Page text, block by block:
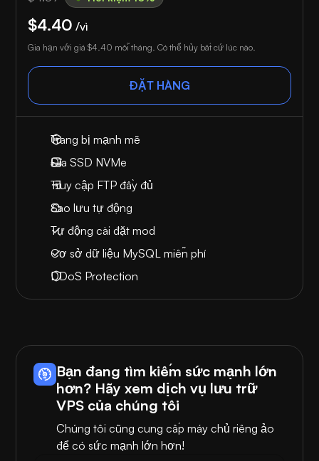
$4.40 /vì
Gia hạn với giá $4.40 mỗi tháng. Có thể hủy bất cứ lúc nào.
ĐẶT HÀNG
Trang bị mạnh mẽ
Đĩa SSD NVMe
Truy cập FTP đầy đủ
Sao lưu tự động
Tự động cài đặt mod
Cơ sở dữ liệu MySQL miễn phí
DDoS Protection
Bạn đang tìm kiếm sức mạnh lớn
hơn? Hãy xem dịch vụ lưu trữ
VPS của chúng tôi
Chúng tôi cũng cung cấp máy chủ riêng ảo
để có sức mạnh lớn hơn!